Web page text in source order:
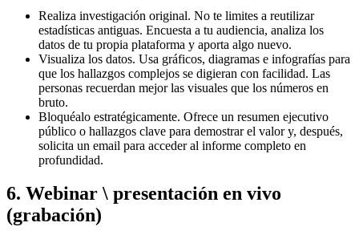
Realiza investigación original. No te limites a reutilizar
estadísticas antiguas. Encuesta a tu audiencia, analiza los
datos de tu propia plataforma y aporta algo nuevo.
Visualiza los datos. Usa gráficos, diagramas e infografías para
que los hallazgos complejos se digieran con facilidad. Las
personas recuerdan mejor las visuales que los números en
bruto.
Bloquéalo estratégicamente. Ofrece un resumen ejecutivo
público o hallazgos clave para demostrar el valor y, después,
solicita un email para acceder al informe completo en
profundidad.
6. Webinar \ presentación en vivo
(grabación)